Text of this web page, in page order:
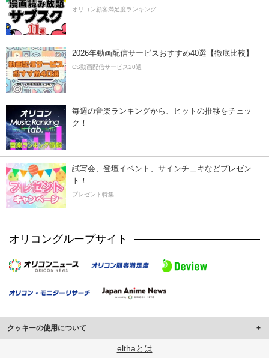
オリコン顧客満足度ランキング
2026年動画配信サービスおすすめ40選【徹底比較】
CS動画配信サービス20選
毎週の音楽ランキングから、ヒットの推移をチェッ
ク！
試写会、登壇イベント、サインチェキなどプレゼン
ト！
プレゼント特集
オリコングループサイト
クッキーの使用について
このサイトでは Cookie を使用して、ユーザーに合わせたコンテンツや広告の
elthaとは